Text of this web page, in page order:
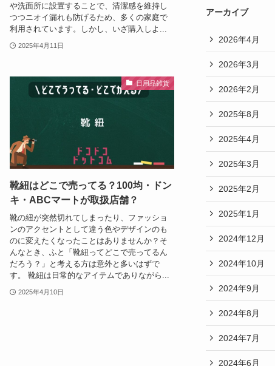
や洗面所に設置することで、清潔感を維持し
つつニオイ漏れも防げるため、多くの家庭で
利用されています。しかし、いざ購入しよ...
2025年4月11日
日用品雑貨
靴紐はどこで売ってる？100均・ドン
キ・ABCマートが取扱店舗？
靴の紐が突然切れてしまったり、ファッショ
ンのアクセントとして違う色やデザインのも
のに変えたくなったことはありませんか？そ
んなとき、ふと「靴紐ってどこで売ってるん
だろう？」と考える方は意外と多いはずで
す。 靴紐は日常的なアイテムでありながら...
2025年4月10日
アーカイブ
2026年4月
2026年3月
2026年2月
2025年8月
2025年4月
2025年3月
2025年2月
2025年1月
2024年12月
2024年10月
2024年9月
2024年8月
2024年7月
2024年6月